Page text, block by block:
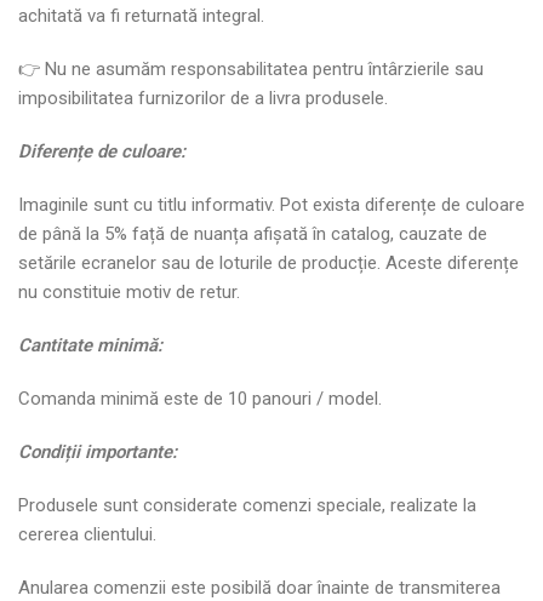
achitată va fi returnată integral.
👉 Nu ne asumăm responsabilitatea pentru întârzierile sau
imposibilitatea furnizorilor de a livra produsele.
Diferențe de culoare:
Imaginile sunt cu titlu informativ. Pot exista diferențe de culoare
de până la 5% față de nuanța afișată în catalog, cauzate de
setările ecranelor sau de loturile de producție. Aceste diferențe
nu constituie motiv de retur.
Cantitate minimă:
Comanda minimă este de 10 panouri / model.
Condiții importante:
Produsele sunt considerate comenzi speciale, realizate la
cererea clientului.
Anularea comenzii este posibilă doar înainte de transmiterea